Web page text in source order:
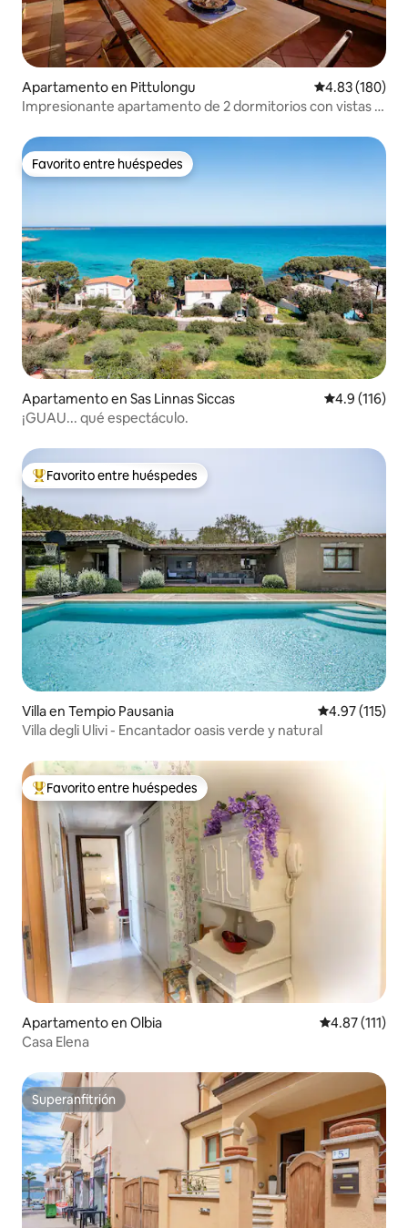
Apartamento en Pittulongu Calificación
4.83 (180)
Impresionante apartamento de 2 dormitorios con vistas al
Favorito entre huéspedes
Favorito entre huéspedes
Apartamento en Sas Linnas Siccas Calificación
4.9 (116)
¡GUAU... qué espectáculo.
Favorito entre huéspedes preferido
Favorito entre huéspedes
Villa en Tempio Pausania Calificación
4.97 (115)
Villa degli Ulivi - Encantador oasis verde y natural
Favorito entre huéspedes preferido
Favorito entre huéspedes
Apartamento en Olbia Calificación
4.87 (111)
Casa Elena
Superanfitrión
Superanfitrión